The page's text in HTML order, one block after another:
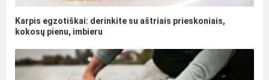
Karpis egzotiškai: derinkite su aštriais prieskoniais,
kokosų pienu, imbieru